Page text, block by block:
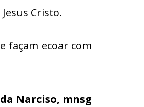
Cristo.
façam ecoar com
Narciso, mnsg